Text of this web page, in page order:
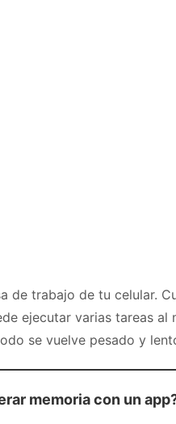
de trabajo de tu celular.
ejecutar varias tareas al
se vuelve pesado y
memoria con un